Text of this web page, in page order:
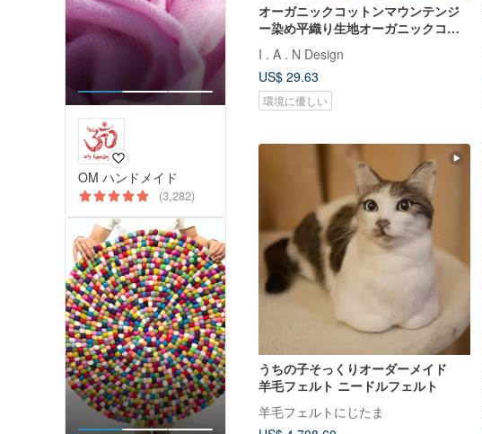
OM ハンドメイド
(3,282)
オーガニックコットンマウンテンジ
ー染め平織り生地オーガニックコッ
I . A . N Design
US$ 29.63
環境に優しい
うちの子そっくりオーダーメイド
羊毛フェルト ニードルフェルト
羊毛フェルトにじたま